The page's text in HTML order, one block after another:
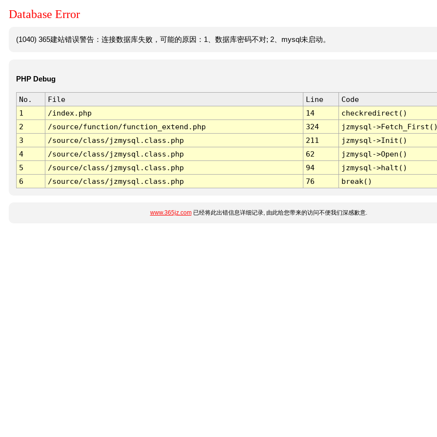
Database Error
(1040) 365建站错误警告：连接数据库失败，可能的原因：1、数据库密码不对; 2、mysql未启动。
PHP Debug
No. File Line
Code
1
/index.php 14
checkredirect()
2
/source/function/function_extend.php 324
jzmysql-
3
/source/class/jzmysql.class.php 211
jzmysql->Init()
4
/source/class/jzmysql.class.php 62
jzmysql->Open()
5
/source/class/jzmysql.class.php 94
jzmysql->halt()
6
/source/class/jzmysql.class.php 76 break()
www.365jz.com已经将此出错信息详细记录, 由此给您带来的访问不便我们深感歉意.